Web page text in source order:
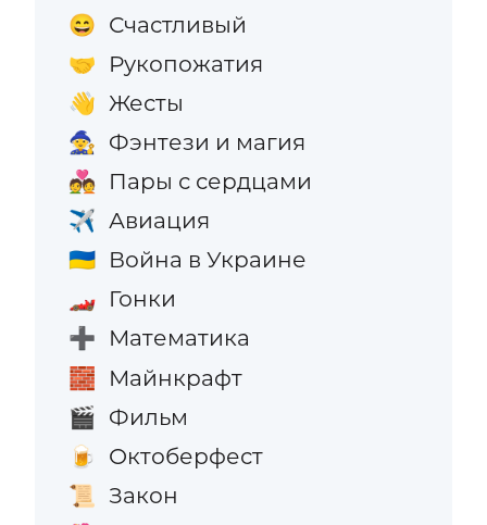
😄 Счастливый
🤝 Рукопожатия
👋 Жесты
🧙 Фэнтези и магия
💑 Пары с сердцами
✈️ Авиация
🇺🇦 Война в Украине
🏎️ Гонки
➕ Математика
🧱 Майнкрафт
🎬 Фильм
🍺 Октоберфест
📜 Закон